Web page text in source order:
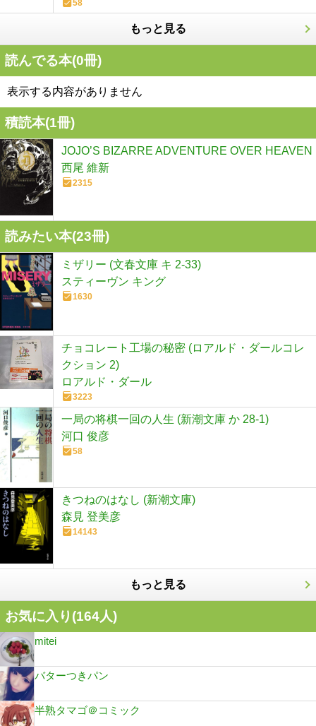
58
もっと見る
読んでる本(0冊)
表示する内容がありません
積読本(1冊)
JOJO’S BIZARRE ADVENTURE OVER HEAVEN
西尾 維新
2315
読みたい本(23冊)
ミザリー (文春文庫 キ 2-33)
スティーヴン キング
1630
チョコレート工場の秘密 (ロアルド・ダールコレ
クション 2)
ロアルド・ダール
3223
一局の将棋一回の人生 (新潮文庫 か 28-1)
河口 俊彦
58
きつねのはなし (新潮文庫)
森見 登美彦
14143
もっと見る
お気に入り(164人)
mitei
バターつきパン
半熟タマゴ＠コミック